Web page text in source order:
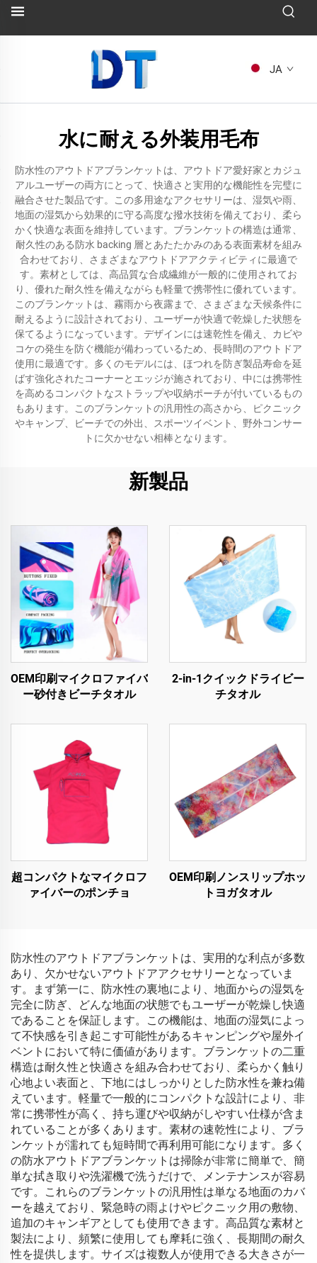
JA
水に耐える外装用毛布
防水性のアウトドアブランケットは、アウトドア愛好家とカジュ
アルユーザーの両方にとって、快適さと実用的な機能性を完璧に
融合させた製品です。この多用途なアクセサリーは、湿気や雨、
地面の湿気から効果的に守る高度な撥水技術を備えており、柔ら
かく快適な表面を維持しています。ブランケットの構造は通常、
耐久性のある防水 backing 層とあたたかみのある表面素材を組み
合わせており、さまざまなアウトドアアクティビティに最適で
す。素材としては、高品質な合成繊維が一般的に使用されてお
り、優れた耐久性を備えながらも軽量で携帯性に優れています。
このブランケットは、霧雨から夜露まで、さまざまな天候条件に
耐えるように設計されており、ユーザーが快適で乾燥した状態を
保てるようになっています。デザインには速乾性を備え、カビや
コケの発生を防ぐ機能が備わっているため、長時間のアウトドア
使用に最適です。多くのモデルには、ほつれを防ぎ製品寿命を延
ばす強化されたコーナーとエッジが施されており、中には携帯性
を高めるコンパクトなストラップや収納ポーチが付いているもの
もあります。このブランケットの汎用性の高さから、ピクニック
やキャンプ、ビーチでの外出、スポーツイベント、野外コンサー
トに欠かせない相棒となります。
新製品
OEM印刷マイクロファイバ
ー砂付きビーチタオル
2-in-1クイックドライビー
チタオル
超コンパクトなマイクロフ
ァイバーのポンチョ
OEM印刷ノンスリップホッ
トヨガタオル
防水性のアウトドアブランケットは、実用的な利点が多数
あり、欠かせないアウトドアアクセサリーとなっていま
す。まず第一に、防水性の裏地により、地面からの湿気を
完全に防ぎ、どんな地面の状態でもユーザーが乾燥し快適
であることを保証します。この機能は、地面の湿気によっ
て不快感を引き起こす可能性があるキャンピングや屋外イ
ベントにおいて特に価値があります。ブランケットの二重
構造は耐久性と快適さを組み合わせており、柔らかく触り
心地よい表面と、下地にはしっかりとした防水性を兼ね備
えています。軽量で一般的にコンパクトな設計により、非
常に携帯性が高く、持ち運びや収納がしやすい仕様が含ま
れていることが多くあります。素材の速乾性により、ブラ
ンケットが濡れても短時間で再利用可能になります。多く
の防水アウトドアブランケットは掃除が非常に簡単で、簡
単な拭き取りや洗濯機で洗うだけで、メンテナンスが容易
です。これらのブランケットの汎用性は単なる地面のカバ
ーを越えており、緊急時の雨よけやピクニック用の敷物、
追加のキャンギアとしても使用できます。高品質な素材と
製法により、頻繁に使用しても摩耗に強く、長期間の耐久
性を提供します。サイズは複数人が使用できる大きさが一